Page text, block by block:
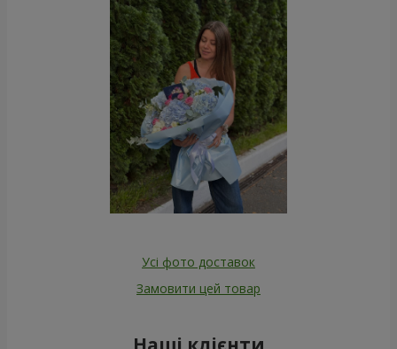
Усі фото доставок
Замовити цей товар